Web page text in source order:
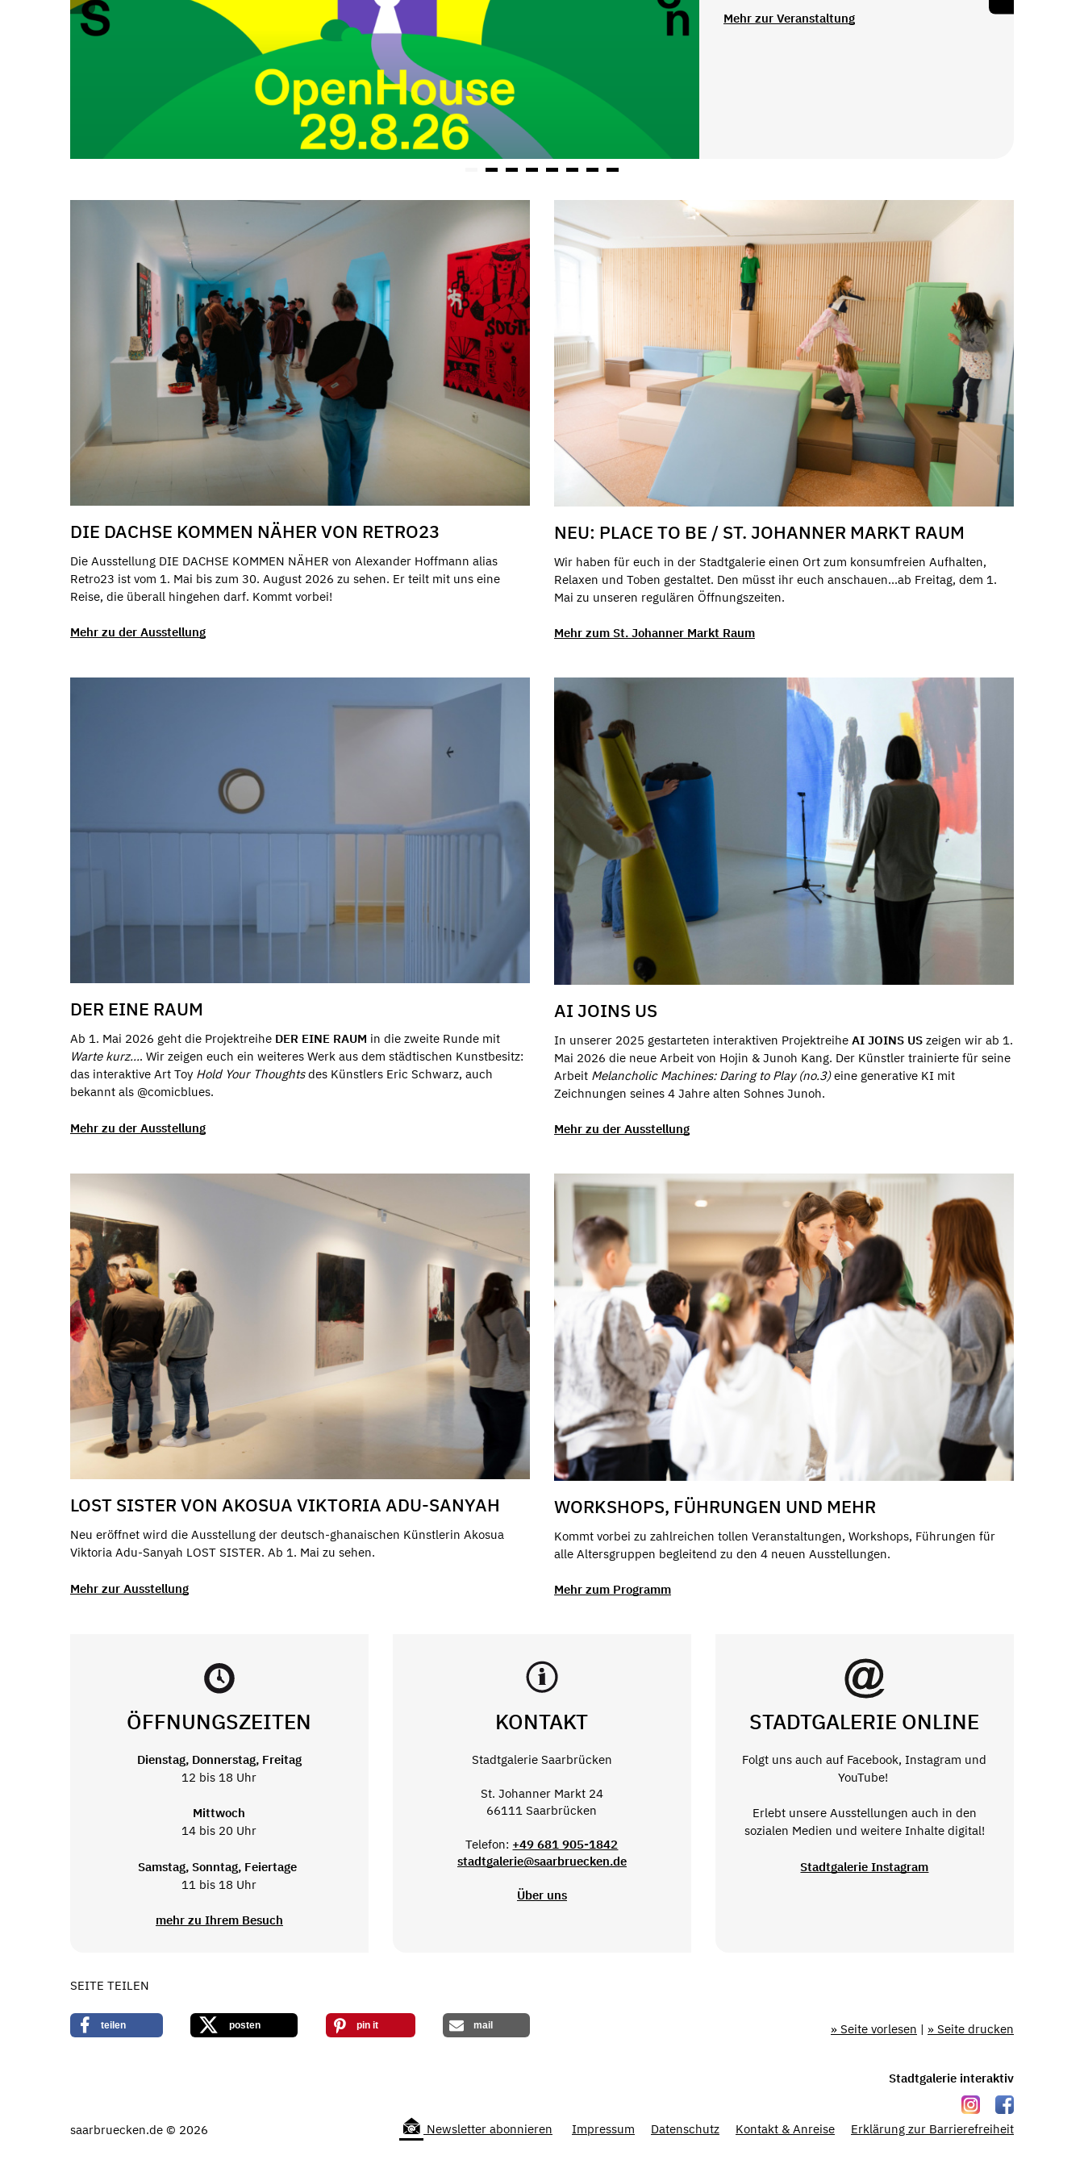
Mehr zur Veranstaltung
DIE DACHSE KOMMEN NÄHER VON RETRO23
Die Ausstellung DIE DACHSE KOMMEN NÄHER von Alexander Hoffmann alias
Retro23 ist vom 1. Mai bis zum 30. August 2026 zu sehen. Er teilt mit uns eine
Reise, die überall hingehen darf. Kommt vorbei!
Mehr zu der Ausstellung
NEU: PLACE TO BE / ST. JOHANNER MARKT RAUM
Wir haben für euch in der Stadtgalerie einen Ort zum konsumfreien Aufhalten,
Relaxen und Toben gestaltet. Den müsst ihr euch anschauen...ab Freitag, dem 1.
Mai zu unseren regulären Öffnungszeiten.
Mehr zum St. Johanner Markt Raum
DER EINE RAUM
Ab 1. Mai 2026 geht die Projektreihe DER EINE RAUM in die zweite Runde mit
Warte kurz.... Wir zeigen euch ein weiteres Werk aus dem städtischen Kunstbesitz:
das interaktive Art Toy Hold Your Thoughtsdes Künstlers Eric Schwarz, auch
bekannt als @comicblues.
Mehr zu der Ausstellung
AI JOINS US
In unserer 2025 gestarteten interaktiven Projektreihe AI JOINS US zeigen wir ab 1.
Mai 2026 die neue Arbeit von Hojin & Junoh Kang. Der Künstler trainierte für seine
Arbeit Melancholic Machines: Daring to Play (no.3)eine generative KI mit
Zeichnungen seines 4 Jahre alten Sohnes Junoh.
Mehr zu der Ausstellung
LOST SISTER VON AKOSUA VIKTORIA ADU-SANYAH
Neu eröffnet wird die Ausstellung der deutsch-ghanaischen Künstlerin Akosua
Viktoria Adu-Sanyah LOST SISTER. Ab 1. Mai zu sehen.
Mehr zur Ausstellung
WORKSHOPS, FÜHRUNGEN UND MEHR
Kommt vorbei zu zahlreichen tollen Veranstaltungen, Workshops, Führungen für
alle Altersgruppen begleitend zu den 4 neuen Ausstellungen.
Mehr zum Programm
ÖFFNUNGSZEITEN
Dienstag, Donnerstag, Freitag
12 bis 18 Uhr
Mittwoch
14 bis 20 Uhr
Samstag, Sonntag, Feiertage
11 bis 18 Uhr
mehr zu Ihrem Besuch
KONTAKT
Stadtgalerie Saarbrücken
St. Johanner Markt 24
66111 Saarbrücken
Telefon: +49 681 905-1842
stadtgalerie@saarbruecken.de
Über uns
STADTGALERIE ONLINE
Folgt uns auch auf Facebook, Instagram und
YouTube!
Erlebt unsere Ausstellungen auch in den
sozialen Medien und weitere Inhalte digital!
Stadtgalerie Instagram
SEITE TEILEN
teilen posten pin it mail » Seite vorlesen | » Seite drucken
saarbruecken.de © 2026
Stadtgalerie interaktiv
Newsletter abonnieren Impressum Datenschutz Kontakt & Anreise Erklärung zur Barrierefreiheit